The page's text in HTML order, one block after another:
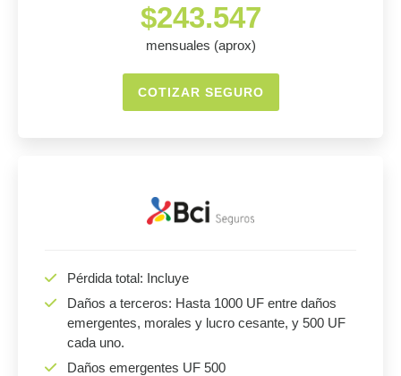
$243.547
mensuales (aprox)
COTIZAR SEGURO
Pérdida total: Incluye
Daños a terceros: Hasta 1000 UF entre daños
emergentes, morales y lucro cesante, y 500 UF
cada uno.
Daños emergentes UF 500